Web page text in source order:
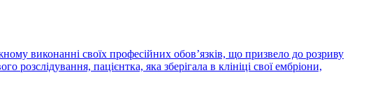
виконанні своїх професійних обов’язків, що призвело до розриву
пацієнтка, яка зберігала в клініці свої ембріони,